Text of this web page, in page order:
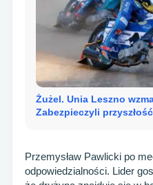
Żużel. Unia Leszno
Zabezpieczyli przyszłość
Przemysław Pawlicki po
odpowiedzialności. Lider